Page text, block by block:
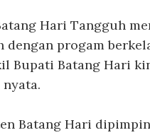
Hari Tangguh
dengan progam
Bupati Batang Hari
Batang Hari